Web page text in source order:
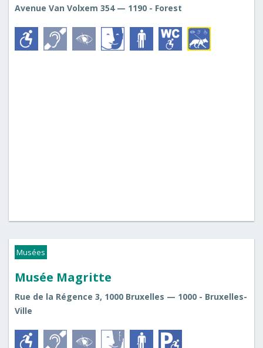
Avenue Van Volxem 354 — 1190 - Forest
Musées
Musée Magritte
Rue de la Régence 3, 1000 Bruxelles — 1000 - Bruxelles-
Ville